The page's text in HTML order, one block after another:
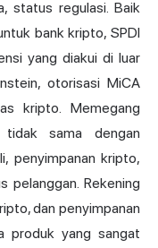
status regulasi. Baik
bank kripto, SPDI
yang diakui di luar
otorisasi MiCA
kripto. Memegang
sama dengan
penyimpanan kripto,
pelanggan. Rekening
dan penyimpanan
produk yang sangat